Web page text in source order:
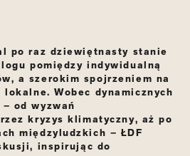
po raz dziewiętnasty stanie
pomiędzy indywidualną
a szerokim spojrzeniem na
Wobec dynamicznych
od wyzwań
kryzys klimatyczny, aż po
międzyludzkich – ŁDF
inspirując do